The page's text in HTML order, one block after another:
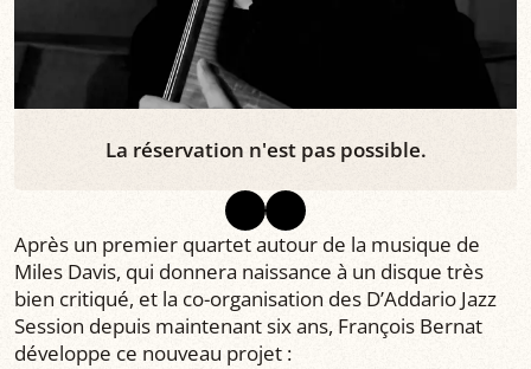
La réservation n'est pas possible.
Après un premier quartet autour de la musique de
Miles Davis, qui donnera naissance à un disque très
bien critiqué, et la co-organisation des D’Addario Jazz
Session depuis maintenant six ans, François Bernat
développe ce nouveau projet :